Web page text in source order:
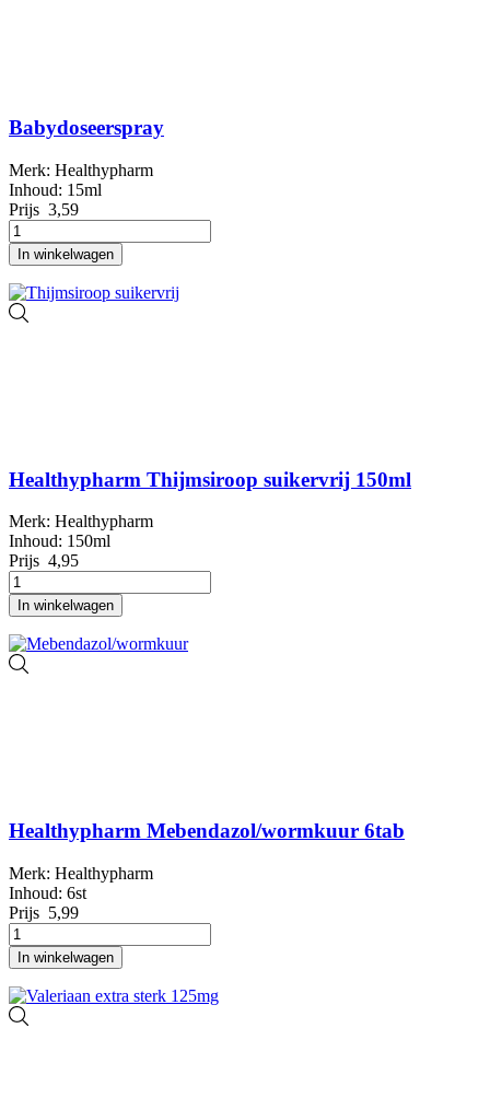
Babydoseerspray
Merk: Healthypharm
Inhoud: 15ml
Prijs 3,59
In winkelwagen
Healthypharm Thijmsiroop suikervrij 150ml
Merk: Healthypharm
Inhoud: 150ml
Prijs 4,95
In winkelwagen
Healthypharm Mebendazol/wormkuur 6tab
Merk: Healthypharm
Inhoud: 6st
Prijs 5,99
In winkelwagen